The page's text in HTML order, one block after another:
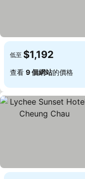
低至 $1,192
查看 9 個網站的價格